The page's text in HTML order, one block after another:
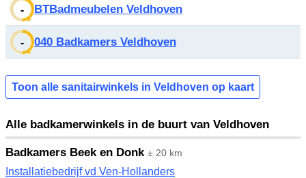
- BTBadmeubelen Veldhoven
- 040 Badkamers Veldhoven
Toon alle sanitairwinkels in Veldhoven op kaart
Alle badkamerwinkels in de buurt van Veldhoven
Badkamers Beek en Donk ± 20 km
Installatiebedrijf vd Ven-Hollanders